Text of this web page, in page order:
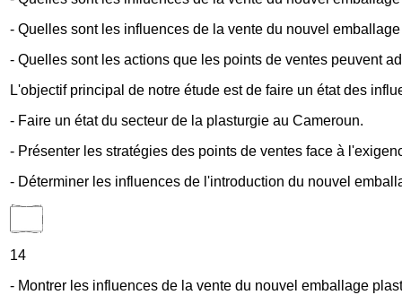
- Quelles sont les influences de la vente du nouvel
- Quelles sont les actions que les points de ventes peuvent
L'objectif principal de notre étude est de faire un état des
- Faire un état du secteur de la plasturgie au Cameroun.
- Présenter les stratégies des points de ventes face à
- Déterminer les influences de l'introduction du nouvel
14
- Montrer les influences de la vente du nouvel emballage